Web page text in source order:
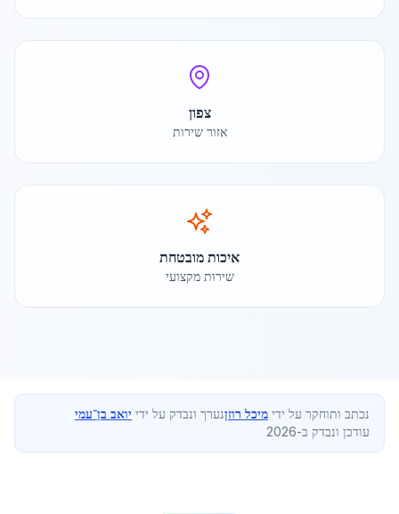
צפון
אזור שירות
איכות מובטחת
שירות מקצועי
נכתב ותוחקר על ידי מיכל רוזןנערך ונבדק על ידי יואב בן־עמי
עודכן ונבדק ב-2026